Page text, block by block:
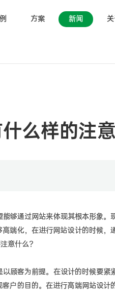
方案 新闻
么样的注意
够通过网站来体现其根本形象。
端化，在进行网站设计的时候，
意什么？
顾客为前提。在设计的时候要紧
户的目的。在进行高端网站设计